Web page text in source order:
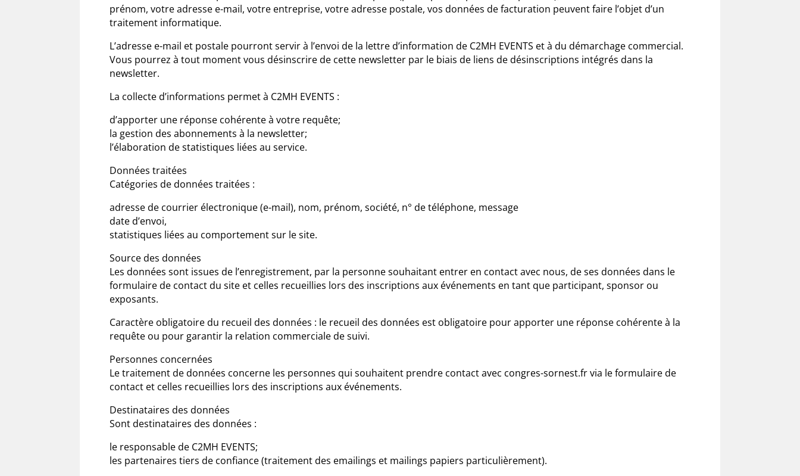
prénom, votre adresse e-mail, votre entreprise, votre adresse postale, vos données de facturation peuvent faire l’objet d’un
traitement informatique.
L’adresse e-mail et postale pourront servir à l’envoi de la lettre d’information de C2MH EVENTS et à du démarchage commercial.
Vous pourrez à tout moment vous désinscrire de cette newsletter par le biais de liens de désinscriptions intégrés dans la
newsletter.
La collecte d’informations permet à C2MH EVENTS :
d’apporter une réponse cohérente à votre requête;
la gestion des abonnements à la newsletter;
l’élaboration de statistiques liées au service.
Données traitées
Catégories de données traitées :
adresse de courrier électronique (e-mail), nom, prénom, société, n° de téléphone, message
date d’envoi,
statistiques liées au comportement sur le site.
Source des données
Les données sont issues de l’enregistrement, par la personne souhaitant entrer en contact avec nous, de ses données dans le
formulaire de contact du site et celles recueillies lors des inscriptions aux événements en tant que participant, sponsor ou
exposants.
Caractère obligatoire du recueil des données : le recueil des données est obligatoire pour apporter une réponse cohérente à la
requête ou pour garantir la relation commerciale de suivi.
Personnes concernées
Le traitement de données concerne les personnes qui souhaitent prendre contact avec congres-sornest.fr via le formulaire de
contact et celles recueillies lors des inscriptions aux événements.
Destinataires des données
Sont destinataires des données :
le responsable de C2MH EVENTS;
les partenaires tiers de confiance (traitement des emailings et mailings papiers particulièrement).